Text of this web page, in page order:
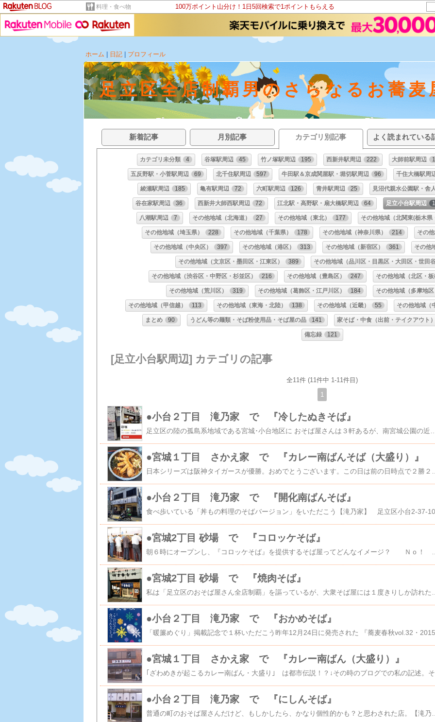
料理・食べ物 100万ポイント山分け！1日5回検索で1ポイントもらえる
ホーム
日記 プロフィール
足立区全店制覇男のさらなるお蕎
新着記事 月別記事 カテゴリ別記事 よく読まれている
カテゴリ未分類 4 谷塚駅周辺 45 竹ノ塚駅周辺 195 西新井駅周辺 222 大師前駅周辺
五反野駅・小菅駅周辺 69 北千住駅周辺 597 牛田駅＆京成関屋駅・堀切駅周辺 96 千住大橋駅周
綾瀬駅周辺 185 亀有駅周辺 72 六町駅周辺 126 青井駅周辺 25 見沼代親水公園駅・舎
谷在家駅周辺 36 西新井大師西駅周辺 72 江北駅・高野駅・扇大橋駅周辺 64 足立小台駅周辺
八潮駅周辺 7 その他地域（北海道） 27 その他地域（東北） 177 その他地域（北関東(栃木県
その他地域（埼玉県） 228 その他地域（千葉県） 178 その他地域（神奈川県） 214 その
その他地域（中央区） 397 その他地域（港区） 313 その他地域（新宿区） 361 その他
その他地域（文京区・墨田区・江東区） 389 その他地域（品川区・目黒区・大田区・世田谷
その他地域（渋谷区・中野区・杉並区） 216 その他地域（豊島区） 247 その他地域（北区・板
その他地域（荒川区） 319 その他地域（葛飾区・江戸川区） 184 その他地域（多摩地区
その他地域（甲信越） 113 その他地域（東海・北陸） 138 その他地域（近畿） 55 その他地域（
まとめ 90 うどん等の麺類・そば粉使用品・そば屋の品 141 家そば・中食（出前・テイクアウト）
備忘録 121
[足立小台駅周辺] カテゴリの記事
全11件 (11件中 1-11件目)
1
●小台２丁目 滝乃家 で 『冷したぬきそば』
●宮城１丁目 さかえ家 で 『カレー南ばんそば（大盛り）』
●小台２丁目 滝乃家 で 『開化南ばんそば』
●宮城2丁目 砂場 で 『コロッケそば』
●宮城2丁目 砂場 で 『焼肉そば』
●小台２丁目 滝乃家 で 『おかめそば』
●宮城１丁目 さかえ家 で 『カレー南ばん（大盛り）』
●小台２丁目 滝乃家 で 『にしんそば』